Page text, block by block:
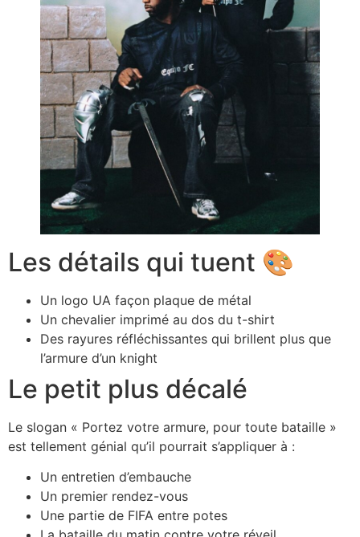
Les détails qui tuent 🎨
Un logo UA façon plaque de métal
Un chevalier imprimé au dos du t-shirt
Des rayures réfléchissantes qui brillent plus que
l’armure d’un knight
Le petit plus décalé
Le slogan « Portez votre armure, pour toute bataille »
est tellement génial qu’il pourrait s’appliquer à :
Un entretien d’embauche
Un premier rendez-vous
Une partie de FIFA entre potes